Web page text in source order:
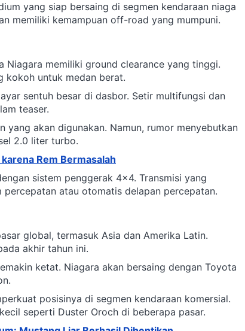
yang siap bersaing di segmen kendaraan niaga
memiliki kemampuan off-road yang mumpuni.
Niagara memiliki ground clearance yang tinggi.
kokoh untuk medan berat.
sentuh besar di dasbor. Setir multifungsi dan
teaser.
yang akan digunakan. Namun, rumor menyebutkan
2.0 liter turbo.
Rem Bermasalah
sistem penggerak 4x4. Transmisi yang
atau otomatis delapan percepatan.
global, termasuk Asia dan Amerika Latin.
akhir tahun ini.
ketat. Niagara akan bersaing dengan Toyota
posisinya di segmen kendaraan komersial.
seperti Duster Oroch di beberapa pasar.